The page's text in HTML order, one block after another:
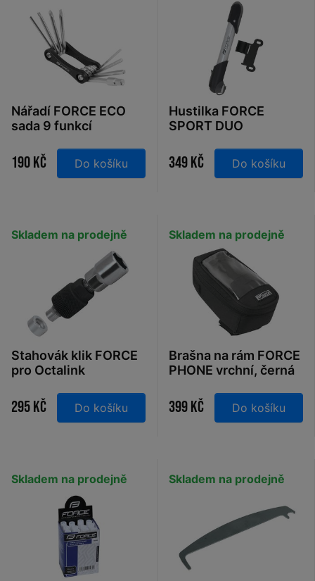
Nářadí FORCE ECO
sada 9 funkcí
190 Kč Do košíku
Hustilka FORCE
SPORT DUO
stříbrná
349 Kč Do košíku
Skladem na prodejně
Stahovák klik FORCE
pro Octalink
295 Kč Do košíku
Skladem na prodejně
Brašna na rám FORCE
PHONE vrchní, černá
399 Kč Do košíku
Skladem na prodejně Skladem na prodejně